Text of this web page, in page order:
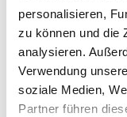
personalisieren,
zu können und die
analysieren.
Verwendung
soziale Medien,
Partner führen
direkte Planung
Kurzschulung